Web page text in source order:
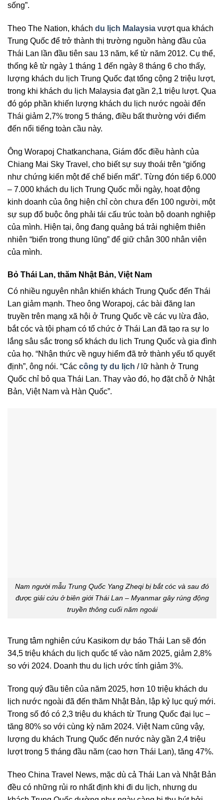
sống”.
Theo The Nation, khách du lịch Malaysia vượt qua khách
Trung Quốc để trở thành thị trường nguồn hàng đầu của
Thái Lan lần đầu tiên sau 13 năm, kể từ năm 2012. Cụ thể,
thống kê từ ngày 1 tháng 1 đến ngày 8 tháng 6 cho thấy,
lượng khách du lịch Trung Quốc đạt tổng cộng 2 triệu lượt,
trong khi khách du lịch Malaysia đạt gần 2,1 triệu lượt. Qua
đó góp phần khiến lượng khách du lịch nước ngoài đến
Thái giảm 2,7% trong 5 tháng, điều bất thường với điểm
đến nổi tiếng toàn cầu này.
Ông Worapoj Chatkanchana, Giám đốc điều hành của
Chiang Mai Sky Travel, cho biết sự suy thoái trên “giống
như chứng kiến một đế chế biến mất”. Từng đón tiếp 6.000
– 7.000 khách du lịch Trung Quốc mỗi ngày, hoạt động
kinh doanh của ông hiện chỉ còn chưa đến 100 người, một
sự sụp đổ buộc ông phải tái cấu trúc toàn bộ doanh nghiệp
của mình. Hiện tại, ông đang quảng bá trải nghiệm thiên
nhiên “biển trong thung lũng” để giữ chân 300 nhân viên
của mình.
Bỏ Thái Lan, thăm Nhật Bản, Việt Nam
Có nhiều nguyên nhân khiến khách Trung Quốc đến Thái
Lan giảm mạnh. Theo ông Worapoj, các bài đăng lan
truyền trên mạng xã hội ở Trung Quốc về các vụ lừa đảo,
bắt cóc và tội phạm có tổ chức ở Thái Lan đã tạo ra sự lo
lắng sâu sắc trong số khách du lịch Trung Quốc và gia đình
của họ. “Nhận thức về nguy hiểm đã trở thành yếu tố quyết
định”, ông nói. “Các công ty du lịch / lữ hành ở Trung
Quốc chỉ bỏ qua Thái Lan. Thay vào đó, họ đặt chỗ ở Nhật
Bản, Việt Nam và Hàn Quốc”.
Nam người mẫu Trung Quốc Yang Zheqi bị bắt cóc và sau đó
được giải cứu ở biên giới Thái Lan – Myanmar gây rúng động
truyền thông cuối năm ngoái
Trung tâm nghiên cứu Kasikorn dự báo Thái Lan sẽ đón
34,5 triệu khách du lịch quốc tế vào năm 2025, giảm 2,8%
so với 2024. Doanh thu du lịch ước tính giảm 3%.
Trong quý đầu tiên của năm 2025, hơn 10 triệu khách du
lịch nước ngoài đã đến thăm Nhật Bản, lập kỷ lục quý mới.
Trong số đó có 2,3 triệu du khách từ Trung Quốc đại lục –
tăng 80% so với cùng kỳ năm 2024. Việt Nam cũng vậy,
lượng du khách Trung Quốc đến nước này gần 2,4 triệu
lượt trong 5 tháng đầu năm (cao hơn Thái Lan), tăng 47%.
Theo China Travel News, mặc dù cả Thái Lan và Nhật Bản
đều có những rủi ro nhất định khi đi du lịch, nhưng du